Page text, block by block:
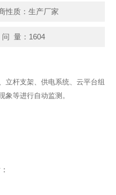
性质：生产厂家
量：1604
立杆支架、供电系统、云平台组
象等进行自动监测。